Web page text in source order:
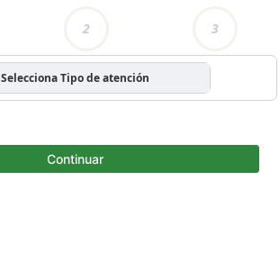
2 3
Selecciona Tipo de atención
Continuar